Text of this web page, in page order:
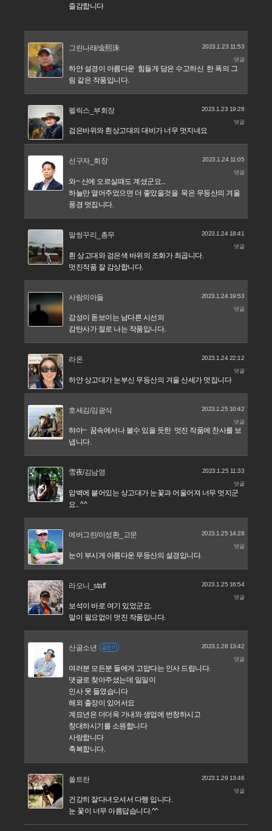
즐감합니다
그린나래/金熙洙 2023.1.23 11:53
댓글
하얀 설경이 아름다운 힘들게 담은 수고하신 한 폭의 그
림 같은 작품입니다.
펠릭스_부회장 2023.1.23 19:28
댓글
검은바위와 흰상고대의 대비가 너무 멋지네요
선구자_회장 2023.1.24 11:05
댓글
와~ 산에 오르실때도 계셨군요...
하늘만 열어주었으면 더 좋았을것을 묵은 무등산의 겨울
풍경 멋집니다.
말썽꾸리_총무 2023.1.24 18:41
댓글
흰 상고대와 검은색 바위의 조화가 최곱니다.
멋진작품 잘 감상합니다.
사람의아들 2023.1.24 19:53
댓글
감성이 돋보이는 남다른 시선의
감탄사가 절로 나는 작품입니다.
라온 2023.1.24 22:12
댓글
하얀 상고대가 눈부신 무등산의 겨울 산세가 멋집니다
호세김/김광식 2023.1.25 10:42
댓글
햐아~ 꿈속에서나 볼수 있을 듯한 멋진 작품에 찬사를 보
냅니다.
雪夜/김남영 2023.1.25 11:33
댓글
암벽에 붙어있는 상고대가 눈꽃과 어울어져 너무 멋지군
요.. ^^
에버그린/이성환_고문 2023.1.25 14:28
댓글
눈이 부시게 아름다운 무등산의 설경입니다.
라오니_staff 2023.1.25 16:54
댓글
보석이 바로 여기 있었군요.
말이 필요없이 멋진 작품입니다.
산골소년 글쓴이 2023.1.28 13:42
댓글
여러분 모든분 들에게 고맙다는 인사 드립니다.
댓글로 찾아주셨는데 일일이
인사 못 들였습니다
해외 출장이 있어서요
계묘년은 더더욱 가내와 생업에 번창하시고
창대하시기를 소원합니다
사랑합니다
축복합니다.
쏠트란 2023.1.29 13:46
댓글
건강히 잘다녀오셔서 다행 입니다.
눈 꽃이 너무 아름답습니다.^^